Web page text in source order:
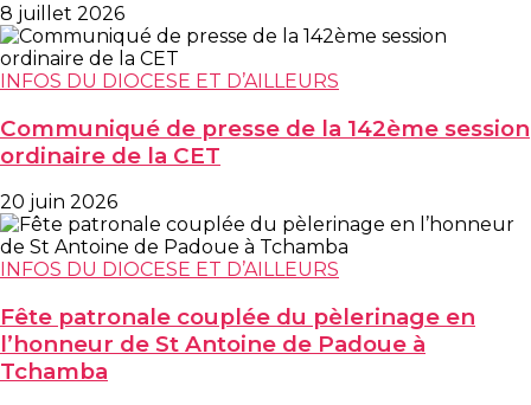
8 juillet 2026
INFOS DU DIOCESE ET D’AILLEURS
Communiqué de presse de la 142ème session
ordinaire de la CET
20 juin 2026
INFOS DU DIOCESE ET D’AILLEURS
Fête patronale couplée du pèlerinage en
l’honneur de St Antoine de Padoue à
Tchamba